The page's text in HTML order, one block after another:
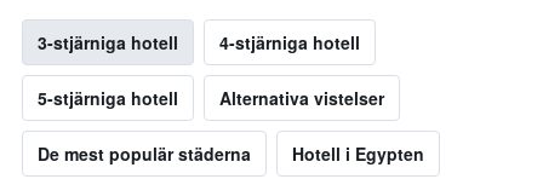
3-stjärniga hotell 4-stjärniga hotell
5-stjärniga hotell Alternativa vistelser
De mest populär städerna Hotell i Egypten